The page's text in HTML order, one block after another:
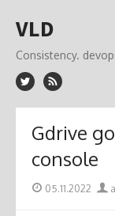
to
VLD
Consistency.
Gdrive
console
Posted
05.11.2022